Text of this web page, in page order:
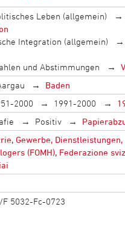
Leben (allgemein)
Integration (allgemein)
und Abstimmungen
Baden
2000 1991-2000
Positiv
Gewerbe,
(FOMH), Federazione
5032-Fc-0723